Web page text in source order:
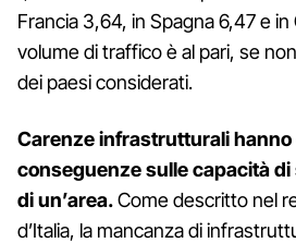
Francia 3,64, in Spagna 6,47 e in
volume di traffico è al pari, se
dei paesi considerati.
Carenze infrastrutturali
conseguenze sulle capacità
di un’area.Come descritto nel
d’Italia, la mancanza di